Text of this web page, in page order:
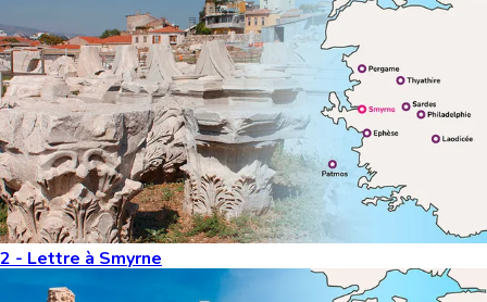
2 - Lettre à Smyrne